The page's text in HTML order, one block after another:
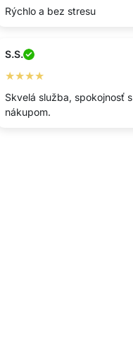
Rýchlo a bez stresu
S.S.
★★★★
Skvelá služba, spokojnosť s
nákupom.